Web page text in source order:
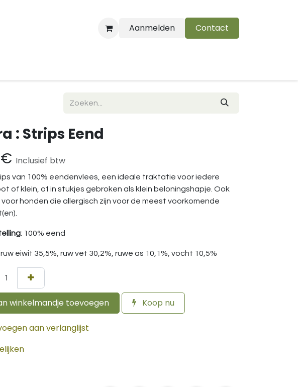
Aanmelden
Contact
: Strips Eend
€ Inclusief btw
van 100% eendenvlees, een ideale traktatie voor iedere
of klein, of in stukjes gebroken als klein beloningshapje. Ook
honden die allergisch zijn voor de meest voorkomende
: 100% eend
ruw eiwit 35,5%, ruw vet 30,2%, ruwe as 10,1%, vocht 10,5%
winkelmandje toevoegen Koop nu
aan verlanglijst